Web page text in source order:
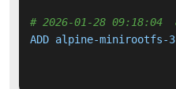
# 2026-01-28 09:18:04
ADD alpine-